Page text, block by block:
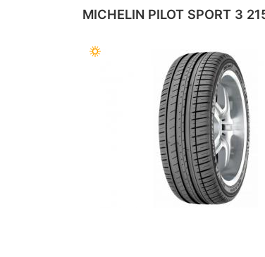
MICHELIN PILOT SPORT 3